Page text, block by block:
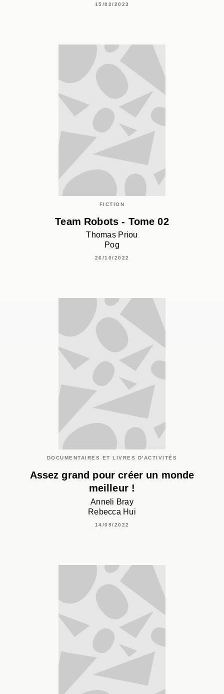
15/02/2023
FICTION
Team Robots - Tome 02
Thomas Priou
Pog
26/10/2022
DOCUMENTAIRES ET LIVRES D'ACTIVITÉS
Assez grand pour créer un monde
meilleur !
Anneli Bray
Rebecca Hui
14/09/2022